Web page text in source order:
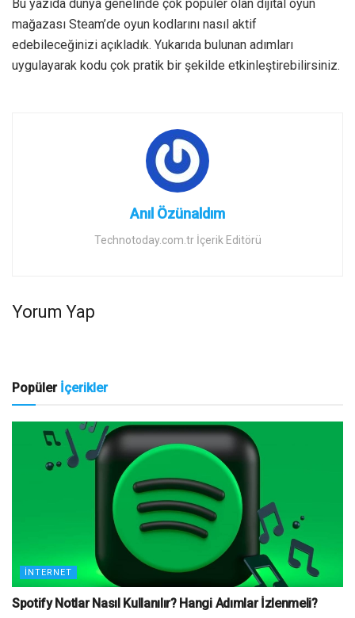
Bu yazıda dünya genelinde çok popüler olan dijital oyun
mağazası Steam’de oyun kodlarını nasıl aktif
edebileceğinizi açıkladık. Yukarıda bulunan adımları
uygulayarak kodu çok pratik bir şekilde etkinleştirebilirsiniz.
Anıl Özünaldım
Technotoday.com.tr İçerik Editörü
Yorum Yap
Popüler İçerikler
İNTERNET
Spotify Notlar Nasıl Kullanılır? Hangi Adımlar İzlenmeli?